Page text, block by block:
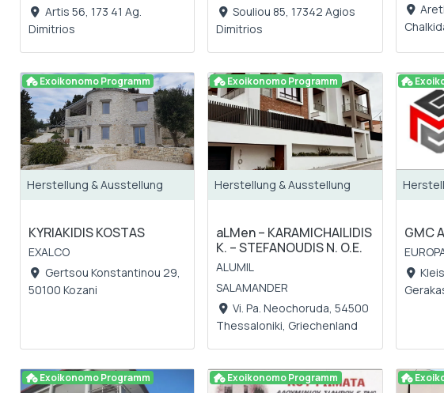
Artis 56, 173 41 Ag.
Dimitrios
Souliou 85, 17342 Agios
Dimitrios
Exoikonomo Programm
Herstellung & Ausstellung
KYRIAKIDIS KOSTAS
EXALCO
Gertsou Konstantinou 29,
50100 Kozani
Exoikonomo Programm
Herstellung & Ausstellung
aLMen – KARAMICHAILIDIS
K. – STEFANOUDIS N. O.E.
ALUMIL
SALAMANDER
Vi. Pa. Neochoruda, 54500
Thessaloniki, Griechenland
GMC
Exoikonomo Programm Exoikonomo Programm